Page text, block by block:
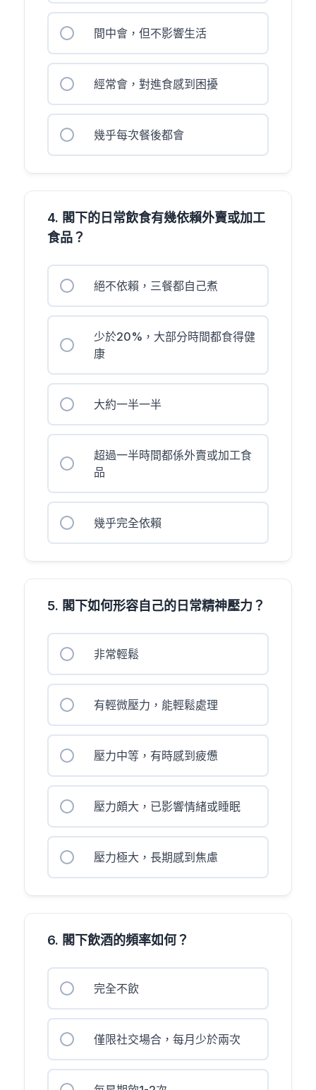
間中會，但不影響生活
經常會，對進食感到困擾
幾乎每次餐後都會
4. 閣下的日常飲食有幾依賴外賣或加工
食品？
絕不依賴，三餐都自己煮
少於20%，大部分時間都食得健
康
大約一半一半
超過一半時間都係外賣或加工食
品
幾乎完全依賴
5. 閣下如何形容自己的日常精神壓力？
非常輕鬆
有輕微壓力，能輕鬆處理
壓力中等，有時感到疲憊
壓力頗大，已影響情緒或睡眠
壓力極大，長期感到焦慮
6. 閣下飲酒的頻率如何？
完全不飲
僅限社交場合，每月少於兩次